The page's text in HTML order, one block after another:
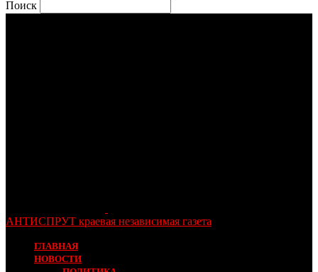
Поиск
АНТИСПРУТ краевая независимая газета
ГЛАВНАЯ
НОВОСТИ